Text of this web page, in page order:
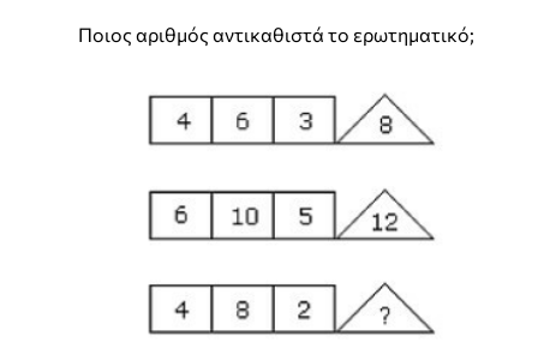
Ποιος αριθμός αντικαθιστά το ερωτηματικό;